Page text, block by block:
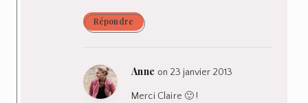
Répondre
Anne on 23 janvier 2013
Merci Claire 🙂 !